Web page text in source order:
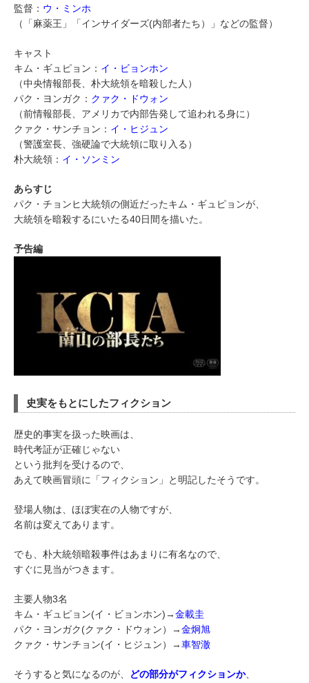
監督： ウ・ミンホ
（「麻薬王」「インサイダーズ(内部者たち）」などの監督）
キャスト
キム・ギュピョン： イ・ビョンホン
（中央情報部長、朴大統領を暗殺した人）
パク・ヨンガク： クァク・ドウォン
（前情報部長、アメリカで内部告発して追われる身に）
クァク・サンチョン： イ・ヒジュン
（警護室長、強硬論で大統領に取り入る）
朴大統領： イ・ソンミン
あらすじ
パク・チョンヒ大統領の側近だったキム・ギュピョンが、
大統領を暗殺するにいたる40日間を描いた。
予告編
史実をもとにしたフィクション
歴史的事実を扱った映画は、
時代考証が正確じゃない
という批判を受けるので、
あえて映画冒頭に「フィクション」と明記したそうです。
登場人物は、ほぼ実在の人物ですが、
名前は変えてあります。
でも、朴大統領暗殺事件はあまりに有名なので、
すぐに見当がつきます。
主要人物3名
キム・ギュピョン(イ・ビョンホン)→金載圭
パク・ヨンガク(クァク・ドウォン）→金炯旭
クァク・サンチョン(イ・ヒジュン）→車智澈
そうすると気になるのが、 どの部分がフィクションか、